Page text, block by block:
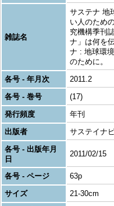
雑誌名
サステナ 地
い人のため
究機構季刊
ナ」は何を
ナ : 地球環
のために。
各号 - 年月次
2011.2
各号 - 巻号
(17)
発行頻度
年刊
出版者
サステイナ
各号 - 出版年月
日
2011/02/15
各号 - ページ
63p
サイズ
21-30cm